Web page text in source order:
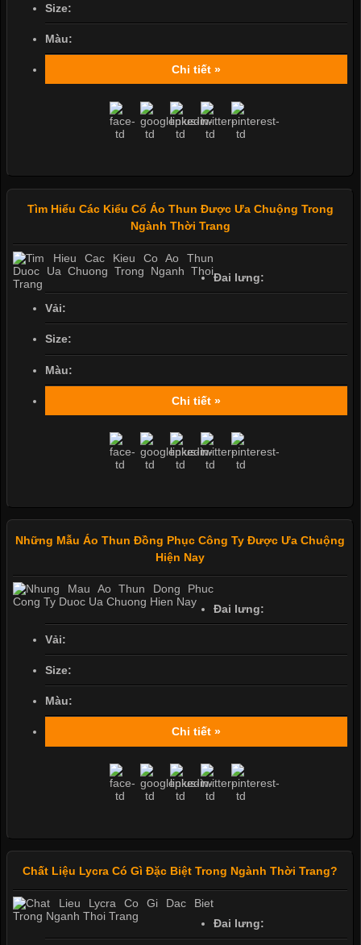
Size:
Màu:
Chi tiết »
Tìm Hiểu Các Kiểu Cổ Áo Thun Được Ưa Chuộng Trong
Ngành Thời Trang
Đai lưng:
Vải:
Size:
Màu:
Chi tiết »
Những Mẫu Áo Thun Đồng Phục Công Ty Được Ưa Chuộng
Hiện Nay
Đai lưng:
Vải:
Size:
Màu:
Chi tiết »
Chất Liệu Lycra Có Gì Đặc Biệt Trong Ngành Thời Trang?
Đai lưng: